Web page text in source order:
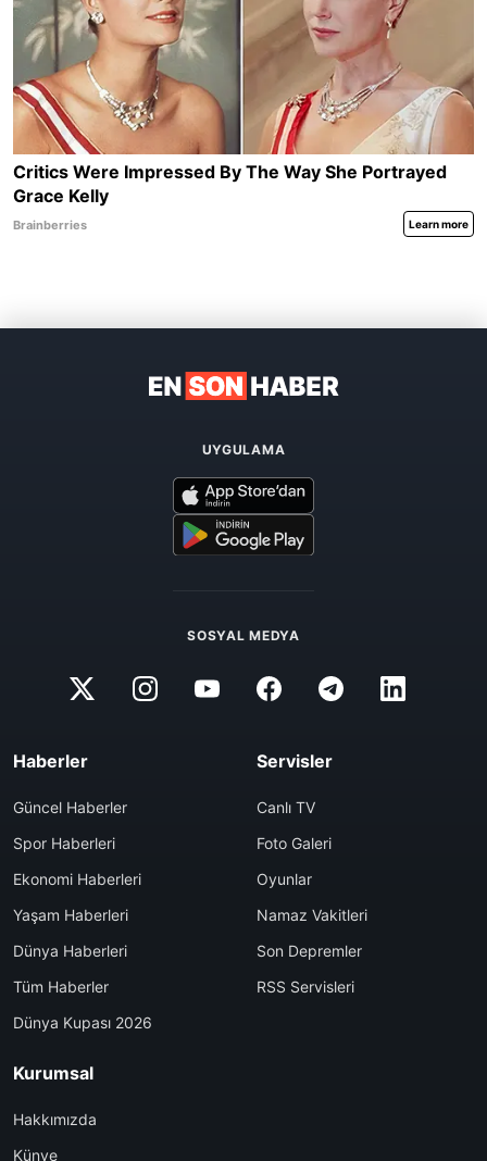
UYGULAMA
SOSYAL MEDYA
Haberler
Güncel Haberler
Spor Haberleri
Ekonomi Haberleri
Yaşam Haberleri
Dünya Haberleri
Tüm Haberler
Dünya Kupası 2026
Servisler
Canlı TV
Foto Galeri
Oyunlar
Namaz Vakitleri
Son Depremler
RSS Servisleri
Kurumsal
Hakkımızda
Künye